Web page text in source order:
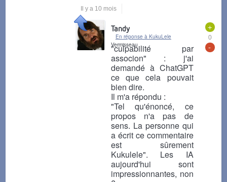
Il y a 10 mois
+
0
-
Tandy
En réponse à KukuLele
Vermisseau
"culpabilité par
associon" : j'ai
demandé à ChatGPT
ce que cela pouvait
bien dire.
Il m'a répondu :
"Tel qu'énoncé, ce
propos n'a pas de
sens. La personne qui
a écrit ce commentaire
est sûrement
Kukulele". Les IA
aujourd'hui sont
impressionnantes, non